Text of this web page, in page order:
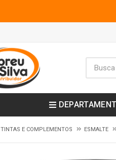
TINTAS E COMPLEMENTOS ESMALTE